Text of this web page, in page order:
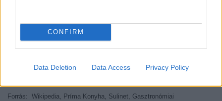
CONFIRM
Data Deletion Data Access Privacy Policy
ánizs, kapor. A húsételeket erősen fűszeres mártásokban tálalták fel, a
levesek és mártások sűrítésére kenyérbelet használtak. A rántást még
nem ismerték, de a húsok sütésénél már alkalmazták a nyárson és
roston sütést egyaránt. A pároláshoz, főzéshez bográcsot, üstöket és
Forrás: Wikipedia, Príma Konyha, Sulinet, Gasztronómiai